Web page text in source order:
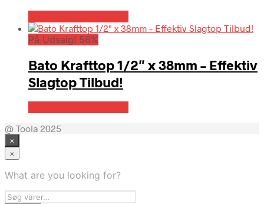
På Udsalg! 56%
Bato Krafttop 1/2″ x 38mm – Effektiv
Slagtop Tilbud!
@ Toola 2025
×
×
What are you looking for?